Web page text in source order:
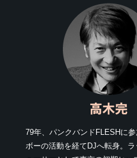
79年、パンクバンドFLESHに
ボーの活動を経てDJへ転身。